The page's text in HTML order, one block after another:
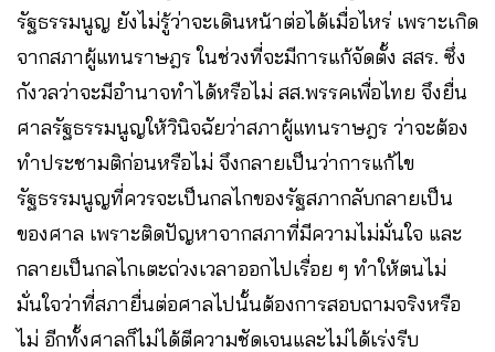
รัฐธรรมนูญ ยังไม่รู้ว่าจะเดินหน้าต่อได้เมื่อไหร่ เพราะเกิด
จากสภาผู้แทนราษฎร ในช่วงที่จะมีการแก้จัดตั้ง สสร. ซึ่ง
กังวลว่าจะมีอำนาจทำได้หรือไม่ สส.พรรคเพื่อไทย จึงยื่น
ศาลรัฐธรรมนูญให้วินิจฉัยว่าสภาผู้แทนราษฎร ว่าจะต้อง
ทำประชามติก่อนหรือไม่ จึงกลายเป็นว่าการแก้ไข
รัฐธรรมนูญที่ควรจะเป็นกลไกของรัฐสภากลับกลายเป็น
ของศาล เพราะติดปัญหาจากสภาที่มีความไม่มั่นใจ และ
กลายเป็นกลไกเตะถ่วงเวลาออกไปเรื่อย ๆ ทำให้ตนไม่
มั่นใจว่าที่สภายื่นต่อศาลไปนั้นต้องการสอบถามจริงหรือ
ไม่ อีกทั้งศาลก็ไม่ได้ตีความชัดเจนและไม่ได้เร่งรีบ